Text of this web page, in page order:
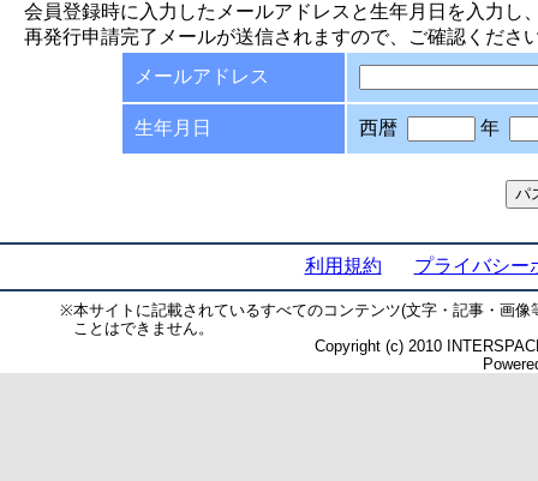
会員登録時に入力したメールアドレスと生年月日を入力
再発行申請完了メールが送信されますので、ご確認くださ
メールアドレス
生年月日 西暦 年
利用規約 プライバシー
※本サイトに記載されているすべてのコンテンツ(文字・記事・画
ことはできません。
Copyright (c) 2010